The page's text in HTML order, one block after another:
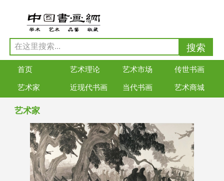
首页 艺术理论 艺术市场 传世书画
艺术家 近现代书画 当代书画 艺术商城
艺术家